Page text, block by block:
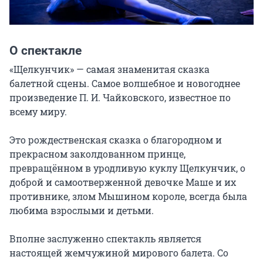
О спектакле
«Щелкунчик» — самая знаменитая сказка
балетной сцены. Самое волшебное и новогоднее
произведение П. И. Чайковского, известное по
всему миру.
Это рождественская сказка о благородном и
прекрасном заколдованном принце,
превращённом в уродливую куклу Щелкунчик, о
доброй и самоотверженной девочке Маше и их
противнике, злом Мышином короле, всегда была
любима взрослыми и детьми.
Вполне заслуженно спектакль является
настоящей жемчужиной мирового балета. Со